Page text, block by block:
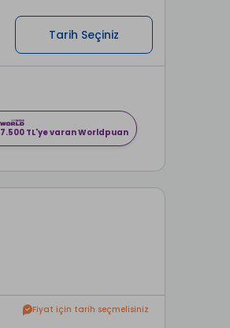
Tarih Seçiniz
7.500 TL'ye varan Worldpuan
Fiyat için tarih seçmelisiniz